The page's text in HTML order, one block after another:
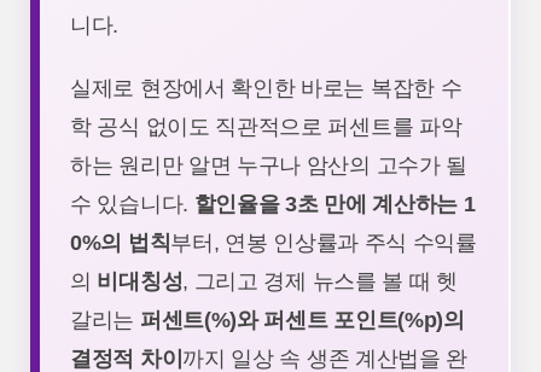
니다.
실제로 현장에서 확인한 바로는 복잡한 수
학 공식 없이도 직관적으로 퍼센트를 파악
하는 원리만 알면 누구나 암산의 고수가 될
수 있습니다. 할인율을 3초 만에 계산하는 1
0%의 법칙 부터, 연봉 인상률과 주식 수익률
의 비대칭성, 그리고 경제 뉴스를 볼 때 헷
갈리는 퍼센트(%)와 퍼센트 포인트(%p)의
결정적 차이 까지 일상 속 생존 계산법을 완